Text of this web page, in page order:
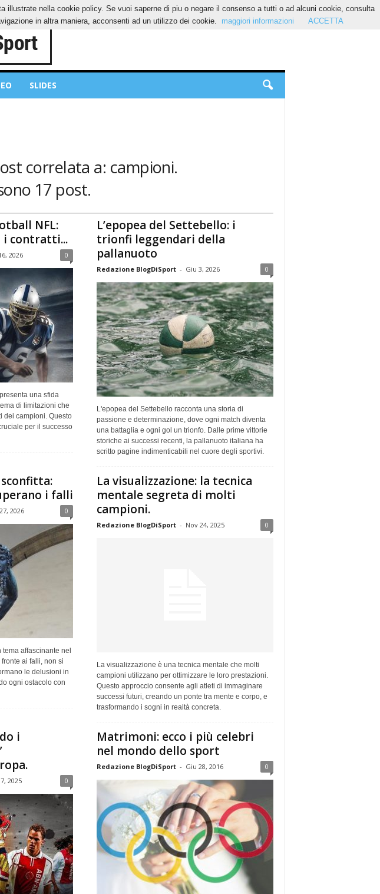
SLIDES
correlata a: campioni.
17 post.
NFL:
i contratti...
2026 0
una sfida
di limitazioni che
dei campioni. Questo
per il successo
L’epopea del Settebello: i
trionfi leggendari della
pallanuoto
Redazione BlogDiSport - Giu 3, 2026 0
L'epopea del Settebello racconta una storia di
passione e determinazione, dove ogni match diventa
una battaglia e ogni gol un trionfo. Dalle prime vittorie
storiche ai successi recenti, la pallanuoto italiana ha
scritto pagine indimenticabili nel cuore degli sportivi.
i falli
2026 0
affascinante nel
ai falli, non si
le delusioni in
ogni ostacolo con
La visualizzazione: la tecnica
mentale segreta di molti
campioni.
Redazione BlogDiSport - Nov 24, 2025 0
La visualizzazione è una tecnica mentale che molti
campioni utilizzano per ottimizzare le loro prestazioni.
Questo approccio consente agli atleti di immaginare
successi futuri, creando un ponte tra mente e corpo, e
trasformando i sogni in realtà concreta.
i
2025 0
Matrimoni: ecco i più celebri
nel mondo dello sport
Redazione BlogDiSport - Giu 28, 2016 0
nella cookie policy. Se vuoi saperne di piu o negare il consenso a tutti o ad alcuni cookie, consulta
in altra maniera, acconsenti ad un utilizzo dei cookie.
maggiori informazioni ACCETTA